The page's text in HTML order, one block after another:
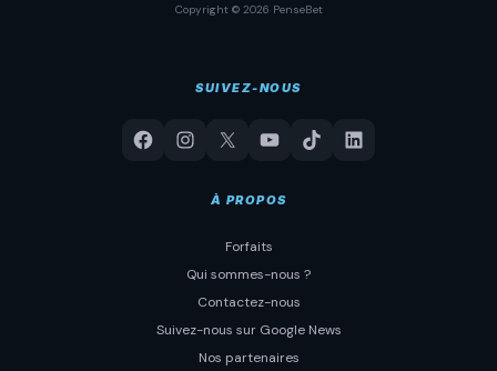
Copyright © 2026 PenseBet
SUIVEZ-NOUS
À PROPOS
Forfaits
Qui sommes-nous ?
Contactez-nous
Suivez-nous sur Google News
Nos partenaires